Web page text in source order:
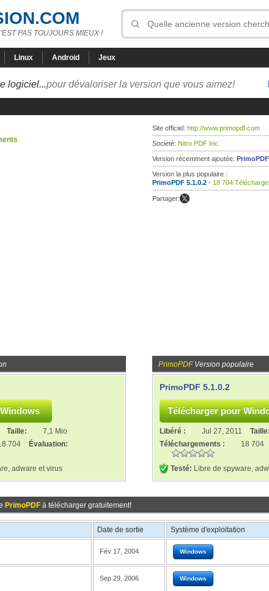
PAS TOUJOURS MIEUX !
Linux Android Jeux
logiciel...pour dévaloriser la version que vous aimez!
Site officiel: http://www.primopdf.com
Société: Nitro PDF Inc.
Version récemment ajoutée:
Version la plus populaire :
PrimoPDF 5.1.0.2 - 18 704
Partager:
Taille:
7,1 Mio
704 Évaluation:
adware et virus
PrimoPDFVersion populaire
PrimoPDF 5.1.0.2
Libéré : Jul 27, 2011 Taille:
Téléchargements :
18 704
Testé: Libre de spyware,
PrimoPDF à télécharger gratuitement!
Date de sortie Système d'exploitation
Fév 17, 2004 Windows
Sep 29, 2006 Windows